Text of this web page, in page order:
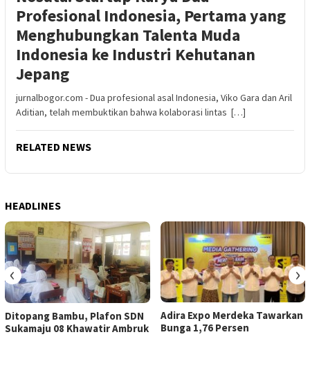
Profesional Indonesia, Pertama yang
Menghubungkan Talenta Muda
Indonesia ke Industri Kehutanan
Jepang
jurnalbogor.com - Dua profesional asal Indonesia, Viko Gara dan Aril
Aditian, telah membuktikan bahwa kolaborasi lintas […]
RELATED NEWS
HEADLINES
Ditopang Bambu, Plafon SDN
Sukamaju 08 Khawatir Ambruk
Adira Expo Merdeka Tawarkan
Bunga 1,76 Persen
‹ ›